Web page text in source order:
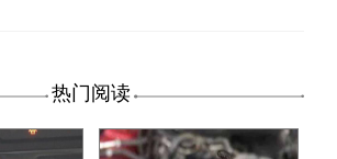
热门阅读